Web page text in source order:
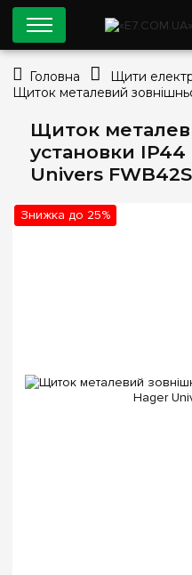
Щиток
установки
Univers FWB42S
Знижка до 25%
0
Головна Щити